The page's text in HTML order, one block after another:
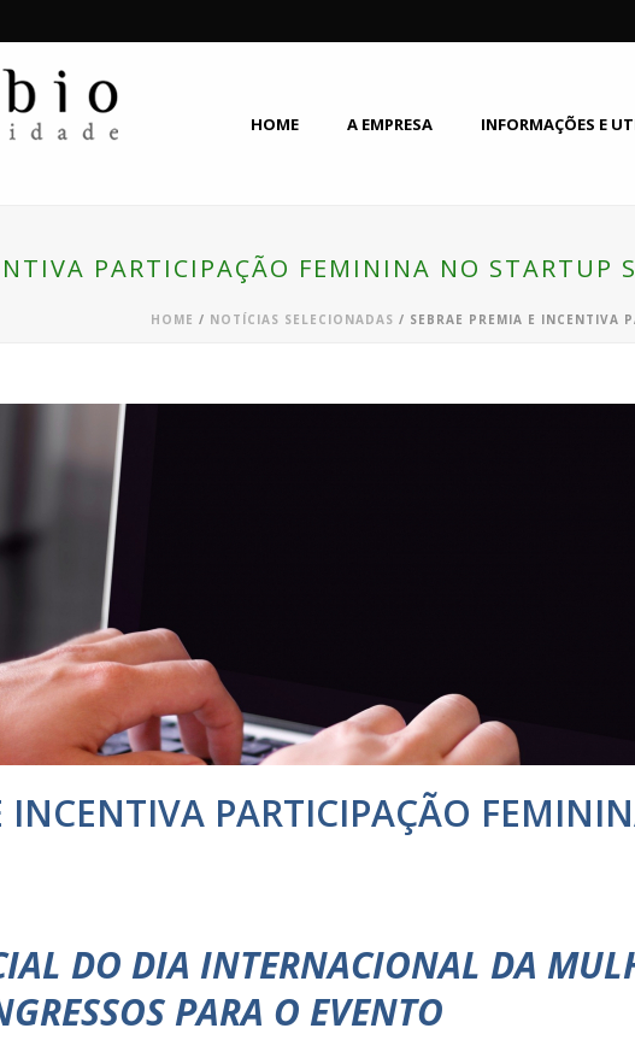
HOME A EMPRESA INFORMAÇÕES E
PARTICIPAÇÃO FEMININA NO STARTUP
HOME / NOTÍCIAS SELECIONADAS / SEBRAE PREMIA E INCENTIVA
INCENTIVA PARTICIPAÇÃO
DO DIA INTERNACIONAL DA
PARA O EVENTO